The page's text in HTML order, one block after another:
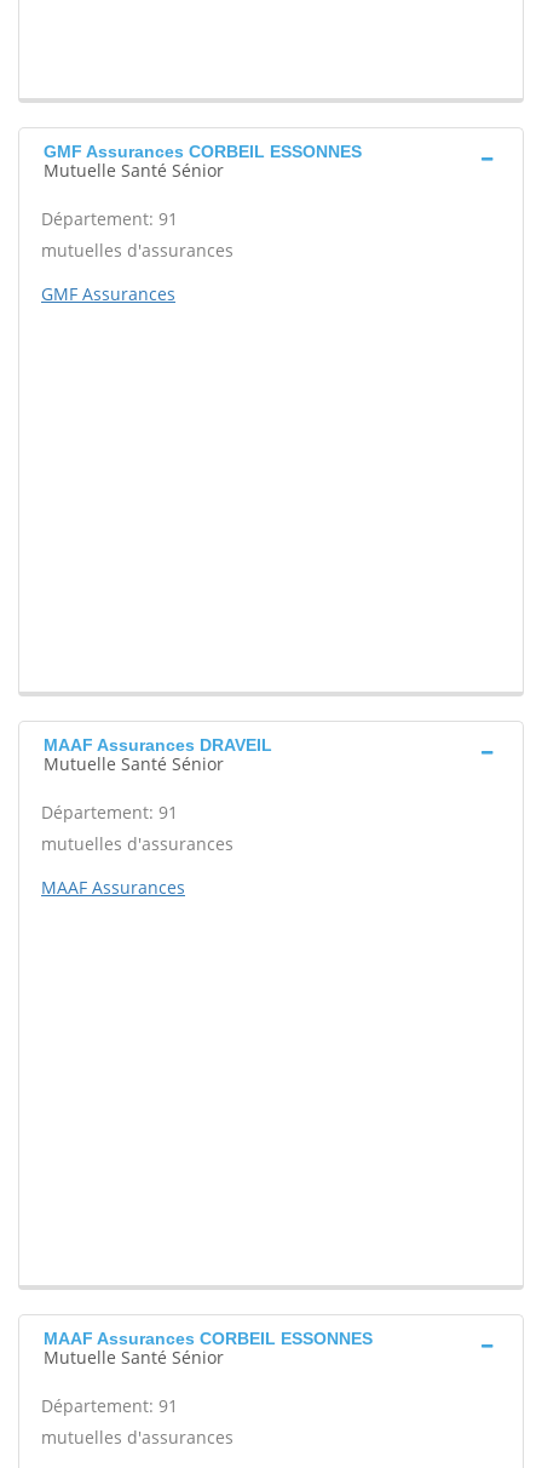
GMF Assurances CORBEIL ESSONNES
Mutuelle Santé Sénior
Département: 91
mutuelles d'assurances
GMF Assurances
MAAF Assurances DRAVEIL
Mutuelle Santé Sénior
Département: 91
mutuelles d'assurances
MAAF Assurances
MAAF Assurances CORBEIL ESSONNES
Mutuelle Santé Sénior
Département: 91
mutuelles d'assurances